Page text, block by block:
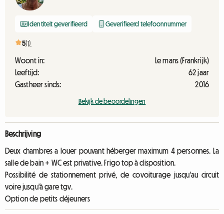
Identiteit geverifieerd Geverifieerd telefoonnummer
5(1)
Woont in:
Le mans (Frankrijk)
Leeftijd:
62 jaar
Gastheer sinds:
2016
Bekijk de beoordelingen
Beschrijving
Deux chambres a louer pouvant héberger maximum 4 personnes. La
salle de bain + WC est privative. Frigo top à disposition.
Possibilité de stationnement privé, de covoiturage jusqu'au circuit
voire jusqu'à gare tgv.
Option de petits déjeuners